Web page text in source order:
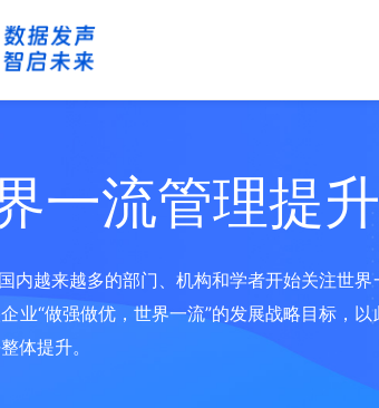
一流管理提
内越来越多的部门、机构和学者开始关注世
业“做强做优，世界一流”的发展战略目标，
体提升。